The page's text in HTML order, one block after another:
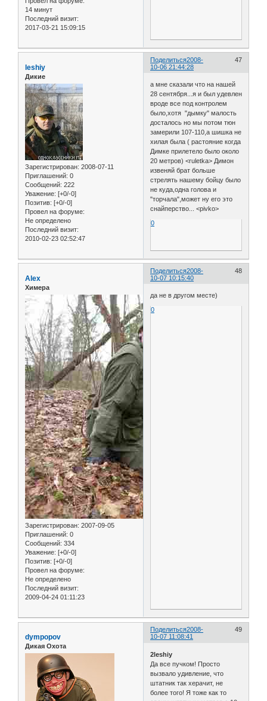
14 минут
Последний визит:
2017-03-21 15:09:15
Поделиться 47
2008-
10-06 21:44:28
leshiy
Дикие
Зарегистрирован: 2008-07-11
Приглашений: 0
Сообщений: 222
Уважение: [+0/-0]
Позитив: [+0/-0]
Провел на форуме:
Не определено
Последний визит:
2010-02-23 02:52:47
а мне сказали что на нашей
28 сентября...я и был удевлен
вроде все под контролем
было,хотя "дымку" малость
досталось но мы потом тюн
замерили 107-110,а шишка не
хилая была ( растояние когда
Димке прилетело было около
20 метров) <ruletka> Димон
извеняй брат больше
стрелять нашему бойцу было
не куда,одна голова и
"торчала",может ну его это
снайперство... <pivko>
0
Поделиться 48
2008-
10-07 10:15:40
Alex
Химера
Зарегистрирован: 2007-09-05
Приглашений: 0
Сообщений: 334
Уважение: [+0/-0]
Позитив: [+0/-0]
Провел на форуме:
Не определено
Последний визит:
2009-04-24 01:11:23
да не в другом месте)
0
Поделиться 49
2008-
10-07 11:08:41
dympopov
Дикая Охота
2leshiy
Да все пучком! Просто
вызвало удивление, что
штатник так херачит, не
более того! Я тоже как то